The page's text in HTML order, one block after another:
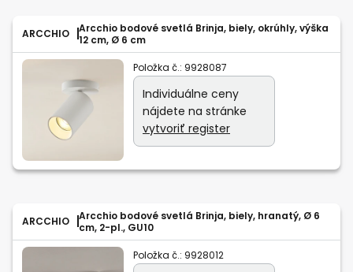
ARCCHIO
Arcchio bodové svetlá Brinja, biely, okrúhly, výška
12 cm, Ø 6 cm
Položka č.: 9928087
Individuálne ceny
nájdete na stránke
vytvoriť register
ARCCHIO
Arcchio bodové svetlá Brinja, biely, hranatý, Ø 6
cm, 2-pl., GU10
Položka č.: 9928012